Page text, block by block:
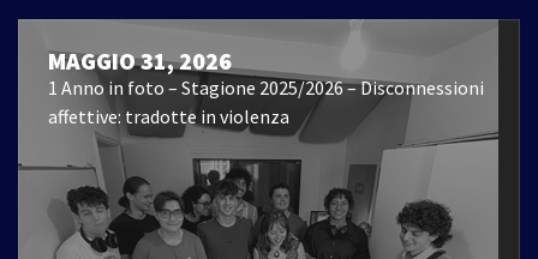
MAGGIO 31, 2026
1 Anno in foto – Stagione 2025/2026 – Disconnessioni
affettive: tradotte in violenza